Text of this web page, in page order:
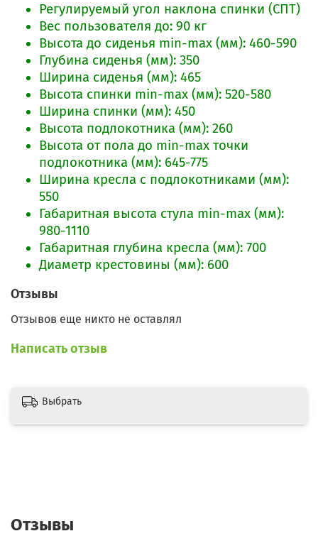
Регулируемый угол наклона спинки (СПТ)
Вес пользователя до: 90 кг
Высота до сиденья min-max (мм): 460-590
Глубина сиденья (мм): 350
Ширина сиденья (мм): 465
Высота спинки min-max (мм): 520-580
Ширина спинки (мм): 450
Высота подлокотника (мм): 260
Высота от пола до min-max точки
подлокотника (мм): 645-775
Ширина кресла с подлокотниками (мм):
550
Габаритная высота стула min-max (мм):
980-1110
Габаритная глубина кресла (мм): 700
Диаметр крестовины (мм): 600
Отзывы
Отзывов еще никто не оставлял
Написать отзыв
Выбрать
Отзывы